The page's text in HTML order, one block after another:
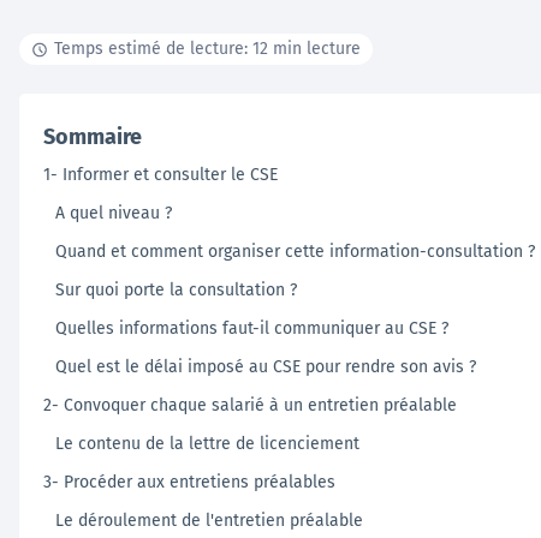
Documentation
Temps estimé de lecture: 12 min lecture
Sommaire
1- Informer et consulter le CSE
A quel niveau ?
Quand et comment organiser cette information-consultation ?
Sur quoi porte la consultation ?
Quelles informations faut-il communiquer au CSE ?
Quel est le délai imposé au CSE pour rendre son avis ?
2- Convoquer chaque salarié à un entretien préalable
Le contenu de la lettre de licenciement
3- Procéder aux entretiens préalables
Le déroulement de l'entretien préalable